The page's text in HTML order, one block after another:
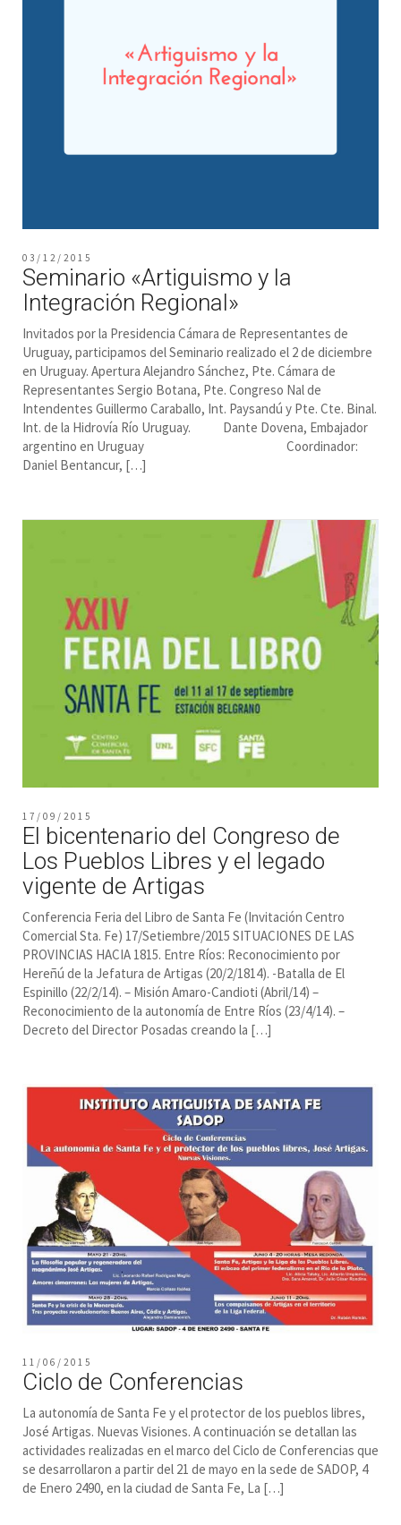
03/12/2015
Seminario «Artiguismo y la
Integración Regional»
Invitados por la Presidencia Cámara de Representantes de
Uruguay, participamos del Seminario realizado el 2 de diciembre
en Uruguay. Apertura Alejandro Sánchez, Pte. Cámara de
Representantes Sergio Botana, Pte. Congreso Nal de
Intendentes Guillermo Caraballo, Int. Paysandú y Pte. Cte. Binal.
Int. de la Hidrovía Río Uruguay. Dante Dovena, Embajador
argentino en Uruguay Coordinador:
Daniel Bentancur, […]
17/09/2015
El bicentenario del Congreso de
Los Pueblos Libres y el legado
vigente de Artigas
Conferencia Feria del Libro de Santa Fe (Invitación Centro
Comercial Sta. Fe) 17/Setiembre/2015 SITUACIONES DE LAS
PROVINCIAS HACIA 1815. Entre Ríos: Reconocimiento por
Hereñú de la Jefatura de Artigas (20/2/1814). -Batalla de El
Espinillo (22/2/14). – Misión Amaro-Candioti (Abril/14) –
Reconocimiento de la autonomía de Entre Ríos (23/4/14). –
Decreto del Director Posadas creando la […]
11/06/2015
Ciclo de Conferencias
La autonomía de Santa Fe y el protector de los pueblos libres,
José Artigas. Nuevas Visiones. A continuación se detallan las
actividades realizadas en el marco del Ciclo de Conferencias que
se desarrollaron a partir del 21 de mayo en la sede de SADOP, 4
de Enero 2490, en la ciudad de Santa Fe, La […]